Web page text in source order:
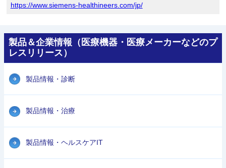
https://www.siemens-healthineers.com/jp/
製品＆企業情報（医療機器・医療メーカーなどのプ
レスリリース）
製品情報・診断
製品情報・治療
製品情報・ヘルスケアIT